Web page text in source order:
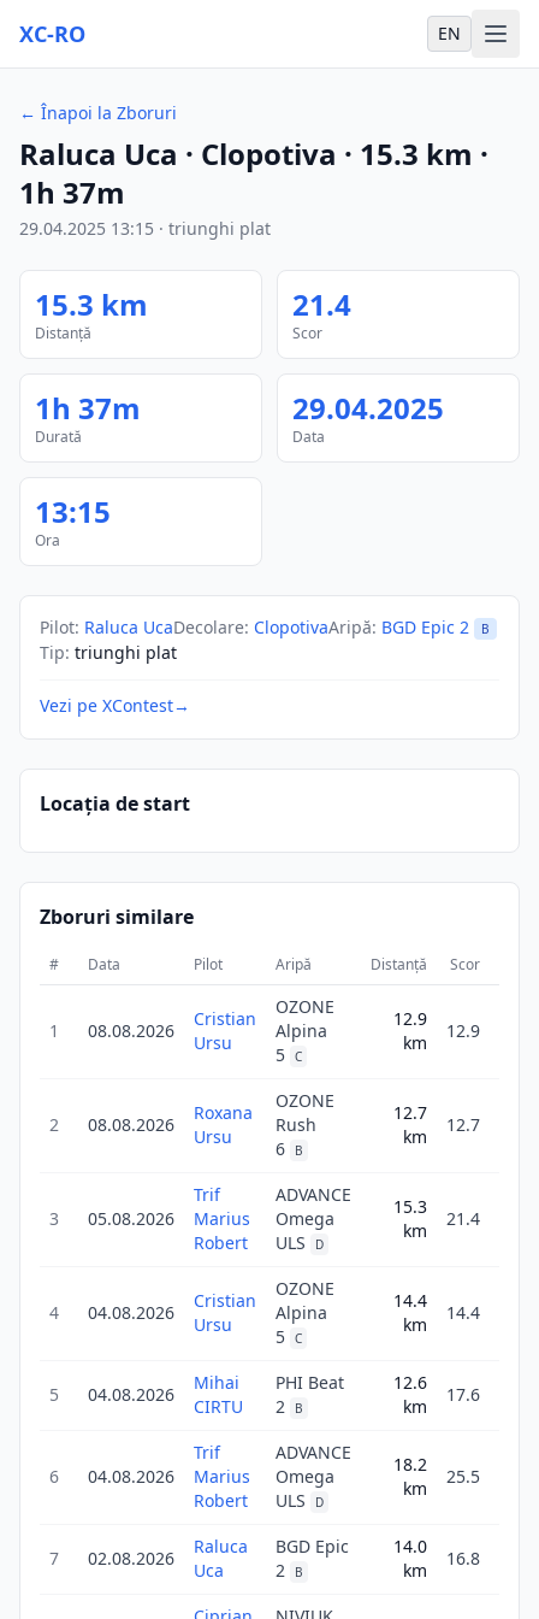
XC-RO EN
← Înapoi la Zboruri
Raluca Uca · Clopotiva · 15.3 km ·
1h 37m
29.04.2025 13:15 · triunghi plat
15.3 km
Distanță
21.4
Scor
1h 37m
Durată
29.04.2025
Data
13:15
Ora
Pilot: Raluca UcaDecolare: ClopotivaAripă: BGD Epic 2 B
Tip: triunghi plat
Vezi pe XContest→
Locația de start
Zboruri similare
# Data Pilot Aripă Distanță Scor
1 08.08.2026
Cristian
Ursu
OZONE
Alpina
5 C
12.9
km
12.9
2 08.08.2026
Roxana
Ursu
OZONE
Rush
6
B
12.7
km
12.7
3 05.08.2026
Trif
Marius
Robert
ADVANCE
Omega
ULS
D
15.3
km
21.4
4 04.08.2026
Cristian
Ursu
OZONE
Alpina
5 C
14.4
km
14.4
5 04.08.2026
Mihai
CIRTU
PHI Beat
2
B
12.6
km
17.6
6 04.08.2026
Trif
Marius
Robert
ADVANCE
Omega
ULS
D
18.2
km
25.5
7 02.08.2026
Raluca
Uca
BGD Epic
2
B
14.0
km
16.8